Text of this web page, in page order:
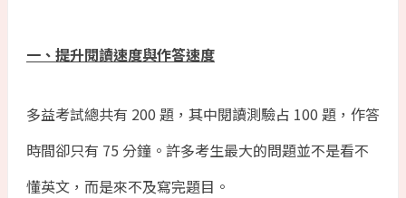
一、提升閱讀速度與作答速度
多益考試總共有 200 題，其中閱讀測驗占 100 題，作答
時間卻只有 75 分鐘。許多考生最大的問題並不是看不
懂英文，而是來不及寫完題目。